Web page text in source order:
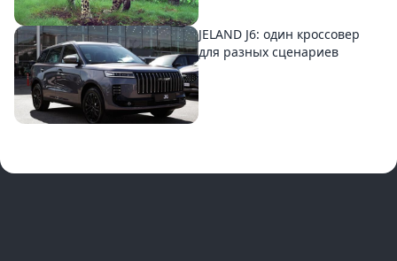
JELAND J6: один кроссовер
для разных сценариев